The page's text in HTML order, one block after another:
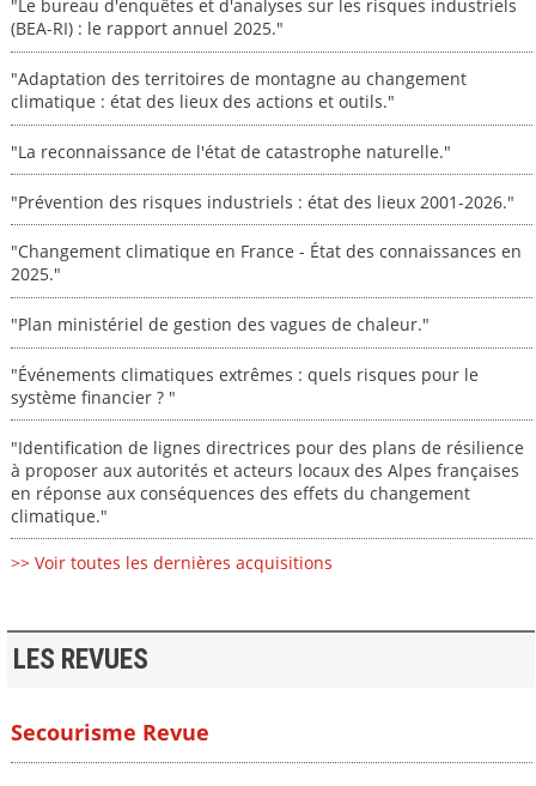
"Le bureau d'enquêtes et d'analyses sur les risques industriels
(BEA-RI) : le rapport annuel 2025."
"Adaptation des territoires de montagne au changement
climatique : état des lieux des actions et outils."
"La reconnaissance de l'état de catastrophe naturelle."
"Prévention des risques industriels : état des lieux 2001-2026."
"Changement climatique en France - État des connaissances en
2025."
"Plan ministériel de gestion des vagues de chaleur."
"Événements climatiques extrêmes : quels risques pour le
système financier ? "
"Identification de lignes directrices pour des plans de résilience
à proposer aux autorités et acteurs locaux des Alpes françaises
en réponse aux conséquences des effets du changement
climatique."
>> Voir toutes les dernières acquisitions
LES REVUES
Secourisme Revue